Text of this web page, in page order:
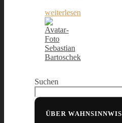
weiterlesen
Sebastian
Bartoschek
Suchen
ÜBER